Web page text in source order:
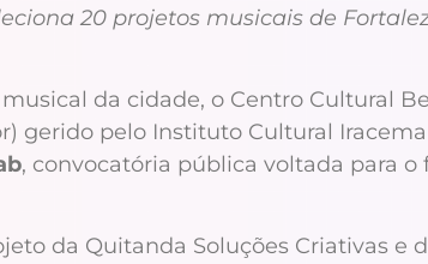
20 projetos musicais de
da cidade, o Centro Cultural
gerido pelo Instituto Cultural
, convocatória pública voltada para
da Quitanda Soluções Criativas e